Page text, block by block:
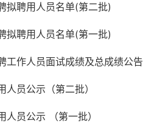
拟聘用人员名单(第二批)
拟聘用人员名单(第一批)
作人员面试成绩及总成绩公告
员公示（第二批）
员公示 （第一批）